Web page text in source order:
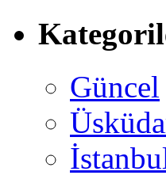
Güncel